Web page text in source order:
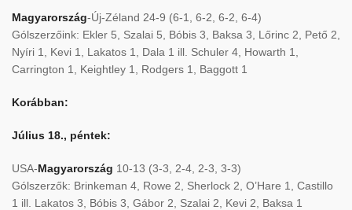
Magyarország-Új-Zéland 24-9 (6-1, 6-2, 6-2, 6-4)
Gólszerzőink: Ekler 5, Szalai 5, Bóbis 3, Baksa 3, Lőrinc 2, Pető 2,
Nyíri 1, Kevi 1, Lakatos 1, Dala 1 ill. Schuler 4, Howarth 1,
Carrington 1, Keightley 1, Rodgers 1, Baggott 1
Korábban:
Július 18., péntek:
USA-Magyarország 10-13 (3-3, 2-4, 2-3, 3-3)
Gólszerzők: Brinkeman 4, Rowe 2, Sherlock 2, O’Hare 1, Castillo
1 ill. Lakatos 3, Bóbis 3, Gábor 2, Szalai 2, Kevi 2, Baksa 1